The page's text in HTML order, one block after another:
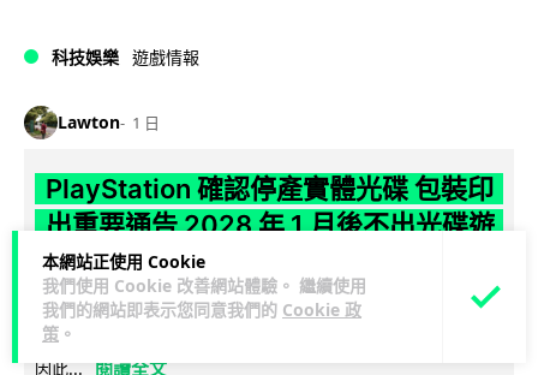
本網站正使用 Cookie
我們使用 Cookie 改善網站體驗。 繼續使用
我們的網站即表示您同意我們的 Cookie 政
策 。
科技娛樂 遊戲情報
Lawton 1 日
PlayStation 確認停產實體光碟 包裝印
出重要通告 2028 年 1 月後不出光碟遊
戲
Sony 已在 PS5 主機包裝加貼提示貼紙，重申官方 7 月已公布
計劃：2028 年 1 月起停產新遊戲實體光碟。分析師預期 PS6
因此... 閱讀全文